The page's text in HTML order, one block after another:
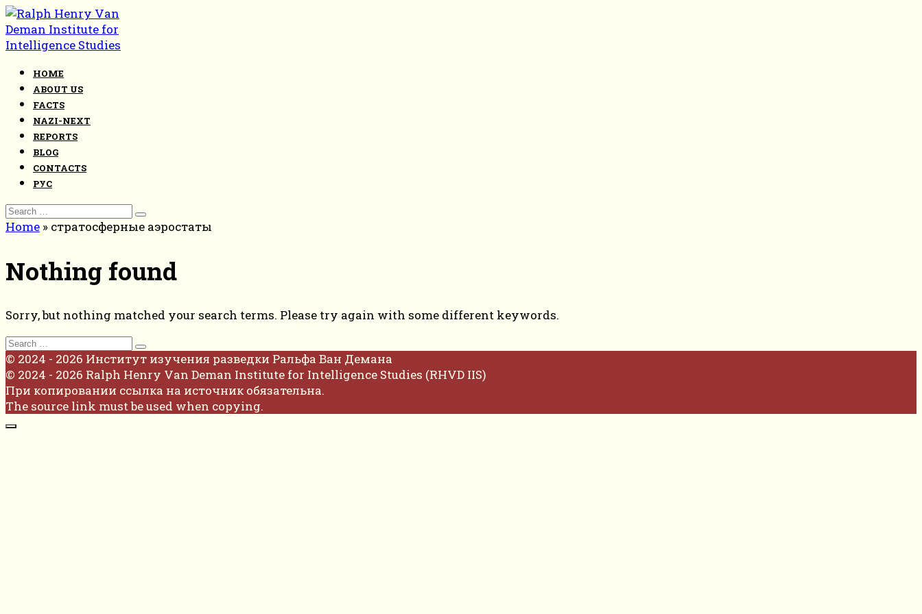
Skip
to
content
HOME
ABOUT US
FACTS
NAZI-NEXT
REPORTS
BLOG
CONTACTS
РУС
Search
for:
Home » стратосферные аэростаты
Nothing found
Sorry, but nothing matched your search terms. Please try again with some different keywords.
Search
for:
© 2024 - 2026 Институт изучения разведки Ральфа Ван Демана
© 2024 - 2026 Ralph Henry Van Deman Institute for Intelligence Studies (RHVD IIS)
При копировании ссылка на источник обязательна.
The source link must be used when copying.